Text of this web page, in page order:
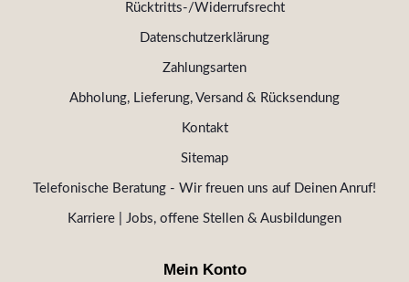
Rücktritts-/Widerrufsrecht
Datenschutzerklärung
Zahlungsarten
Abholung, Lieferung, Versand & Rücksendung
Kontakt
Sitemap
Telefonische Beratung - Wir freuen uns auf Deinen Anruf!
Karriere | Jobs, offene Stellen & Ausbildungen
Mein Konto